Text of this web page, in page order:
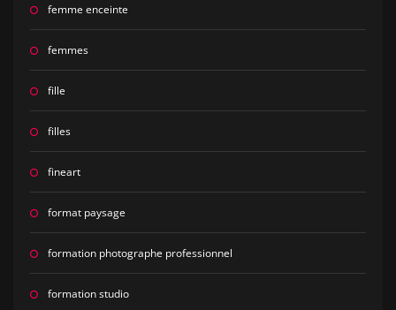
femme enceinte
femmes
fille
filles
fineart
format paysage
formation photographe professionnel
formation studio